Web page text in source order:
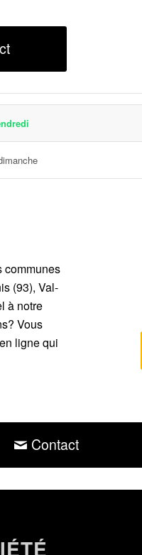
communes
(93), Val-
à notre
Vous
ligne qui
Contact